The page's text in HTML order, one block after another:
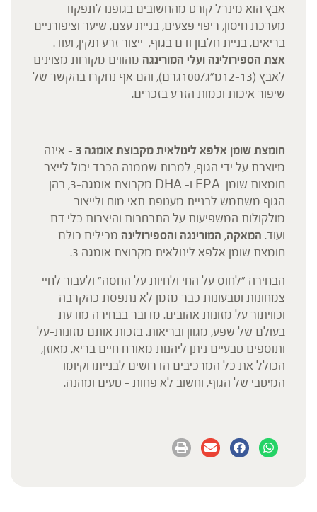
אבץ הוא מינרל קורט מהחשובים בגופנו לתפקוד
מערכת חיסון, ריפוי פצעים, בניית עצם, שיער וציפורניים
בריאים, בניית חלבון ודם בגוף, ייצור זרע תקין, ועוד.
אצת הספירולינה ועלי המורינגה מהווים מקורות מצוינים
לאבץ (12-13מ"ג/100גרם), והם אף נחקרו בהקשר של
שיפור איכות וכמות הזרע בזכרים.
חומצת שומן אלפא לינולאית מקבוצת אומגה 3
– אינה
מיוצרת על ידי הגוף, למרות שממנה הכבד יכול לייצר
חומצות שומן EPA ו- DHA מקבוצת אומגה-3, בהן
הגוף משתמש לבניית מעטפת תאי מוח ולייצור
מולקולות המשפיעות על התרחבות והיצרות כלי דם
ועוד. המאקה, המורינגה והספירולינה מכילים כולם
חומצת שומן אלפא לינולאית מקבוצת אומגה 3.
הבחירה "לחוס על החי ולחיות על החסה" ולעבור לחיי
צמחונות וטבעונות כבר מזמן לא נתפסת כהקרבה
וכוויתור על מזונות אהובים. מדובר בבחירה מודעת
בעולם של שפע, מגוון ובריאות. בזכות אותם מזונות-על
ותוספים טבעיים ניתן ליהנות מאורח חיים בריא, מאוזן,
הכולל את כל המרכיבים הדרושים לבנייתו וקיומו
המיטבי של הגוף, וחשוב לא פחות – טעים ומהנה.